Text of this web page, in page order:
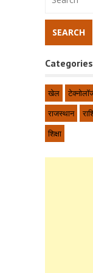
Categories
खेल
राजस्थान
शिक्षा